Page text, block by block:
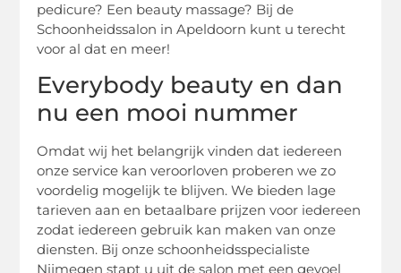
pedicure? Een beauty massage? Bij de
Schoonheidssalon in Apeldoorn kunt u terecht
voor al dat en meer!
Everybody beauty en dan
nu een mooi nummer
Omdat wij het belangrijk vinden dat iedereen
onze service kan veroorloven proberen we zo
voordelig mogelijk te blijven. We bieden lage
tarieven aan en betaalbare prijzen voor iedereen
zodat iedereen gebruik kan maken van onze
diensten. Bij onze schoonheidsspecialiste
Nijmegen stapt u uit de salon met een gevoel